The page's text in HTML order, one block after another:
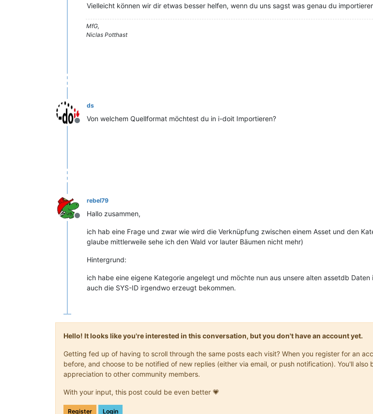
Vielleicht können wir dir etwas besser helfen, wenn du uns sagst was genau du
MfG,
Niclas Potthast
Offline
ds
Von welchem Quellformat möchtest du in i-doit Importieren?
Offline
rebel79
Hallo zusammen,
ich hab eine Frage und zwar wie wird die Verknüpfung zwischen einem Asset und den
glaube mittlerweile sehe ich den Wald vor lauter Bäumen nicht mehr)
Hintergrund:
ich habe eine eigene Kategorie angelegt und möchte nun aus unsere alten assetdb
auch die SYS-ID irgendwo erzeugt bekommen.
Hello! It looks like you're interested in this conversation, but you don't have an account yet.
Getting fed up of having to scroll through the same posts each visit? When you register for an
before, and choose to be notified of new replies (either via email, or push notification). You'll
appreciation to other community members.
With your input, this post could be even better 💗
Register Login